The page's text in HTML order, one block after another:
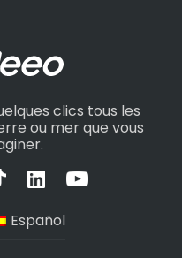
clics tous les
ou mer que vous
Español